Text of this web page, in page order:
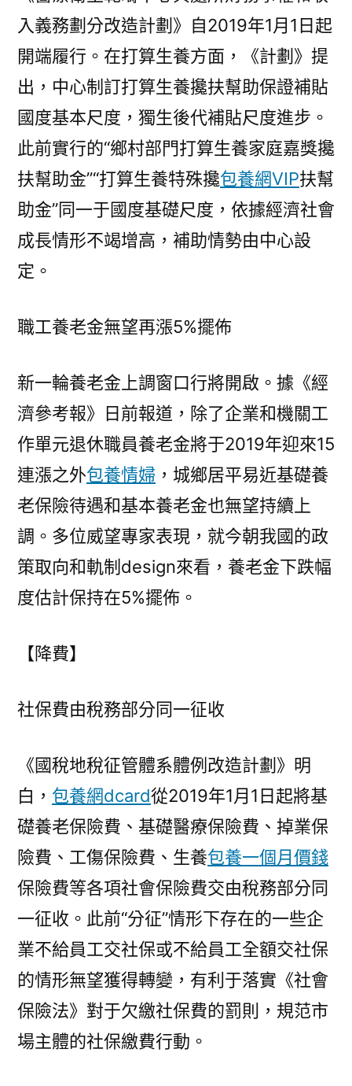
入義務劃分改造計劃》自2019年1月1日起
開端履行。在打算生養方面，《計劃》提
出，中心制訂打算生養攙扶幫助保證補貼
國度基本尺度，獨生後代補貼尺度進步。
此前實行的“鄉村部門打算生養家庭嘉獎攙
扶幫助金”“打算生養特殊攙包養網VIP扶幫
助金”同一于國度基礎尺度，依據經濟社會
成長情形不竭增高，補助情勢由中心設
定。
職工養老金無望再漲5%擺佈
新一輪養老金上調窗口行將開啟。據《經
濟參考報》日前報道，除了企業和機關工
作單元退休職員養老金將于2019年迎來15
連漲之外包養情婦 ，城鄉居平易近基礎養
老保險待遇和基本養老金也無望持續上
調。多位威望專家表現，就今朝我國的政
策取向和軌制design來看，養老金下跌幅
度估計保持在5%擺佈。
【降費】
社保費由稅務部分同一征收
《國稅地稅征管體系體例改造計劃》明
白， 包養網dcard從2019年1月1日起將基
礎養老保險費、基礎醫療保險費、掉業保
險費、工傷保險費、生養包養一個月價錢
保險費等各項社會保險費交由稅務部分同
一征收。此前“分征”情形下存在的一些企
業不給員工交社保或不給員工全額交社保
的情形無望獲得轉變，有利于落實《社會
保險法》對于欠繳社保費的罰則，規范市
場主體的社保繳費行動。